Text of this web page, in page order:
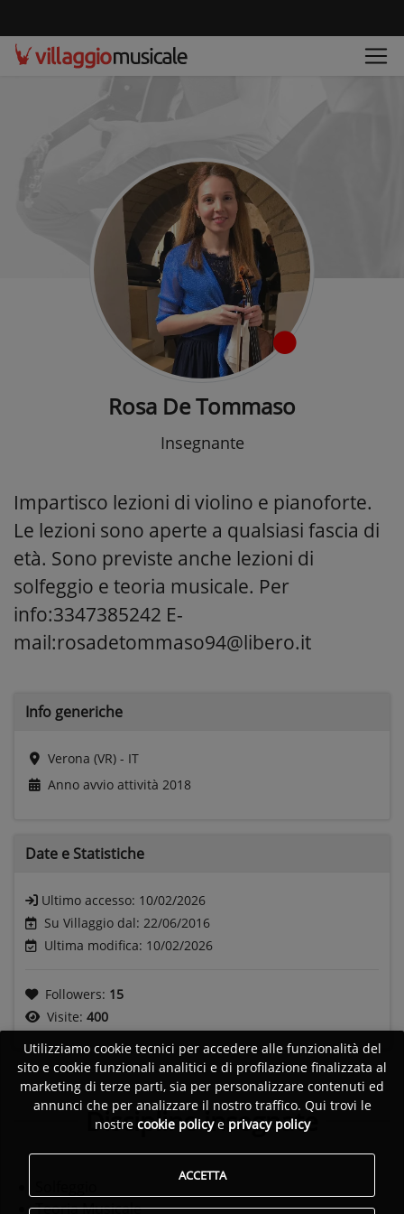
Rosa De Tommaso
Insegnante
Impartisco lezioni di violino e pianoforte.
Le lezioni sono aperte a qualsiasi fascia di
età. Sono previste anche lezioni di
solfeggio e teoria musicale. Per
info:3347385242 E-
mail:rosadetommaso94@libero.it
Info generiche
Verona (VR) - IT
Anno avvio attività 2018
Date e Statistiche
Ultimo accesso: 10/02/2026
Su Villaggio dal: 22/06/2016
Ultima modifica: 10/02/2026
Followers: 15
Visite: 400
Discipline insegnate
Teoria Musicale
Utilizziamo cookie tecnici per accedere alle funzionalità del
sito e cookie funzionali analitici e di profilazione finalizzata al
marketing di terze parti, sia per personalizzare contenuti ed
annunci che per analizzare il nostro traffico. Qui trovi le
nostre cookie policye privacy policy
ACCETTA